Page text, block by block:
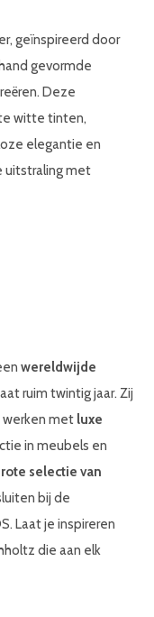
geïnspireerd door
gevormde
Deze
witte tinten,
elegantie en
uitstraling met
wereldwijde
ruim twintig jaar. Zij
werken met luxe
in meubels en
selectie van
bij de
Laat je inspireren
die aan elk